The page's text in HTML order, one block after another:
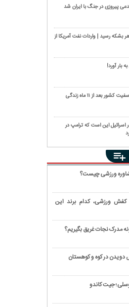
پیروزی در جنگ با ایران شد
۸۳ دلار در هر بشکه رسید | واردات نفت آمریکا از
بار آورد!
دستگیری قاتل قهرمان کراسفیت کشور بعد از ۱۱ ماه زندگی
در اسرائیل این است که ترامپ در
ورزشی چیست؟
کفش ورزشی، کدام برند این
مدرک نجات غریق بگیریم؟
در کوه و کوهستان
جیت کاندو